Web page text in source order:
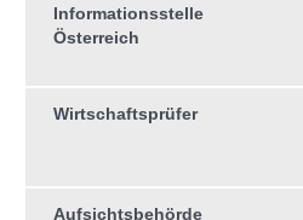
Informationsstelle
Österreich
Wirtschaftsprüfer
Aufsichtsbehörde